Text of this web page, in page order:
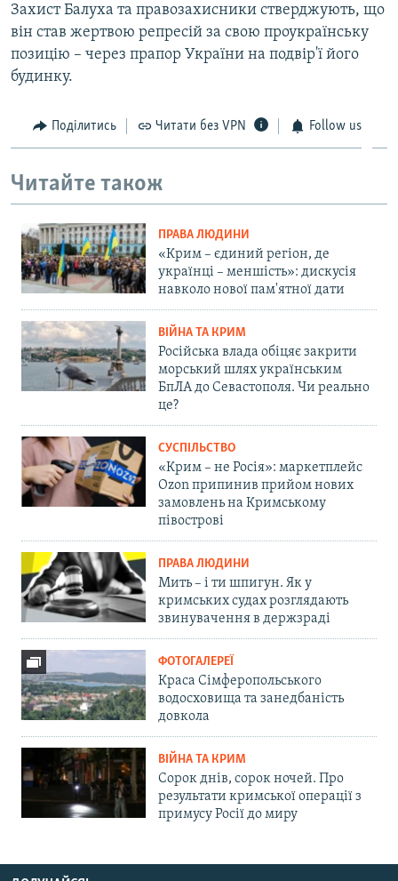
Захист Балуха та правозахисники стверджують, що
він став жертвою репресій за свою проукраїнську
позицію – через прапор України на подвір'ї його
будинку.
Поділитись Читати без VPN Follow us
Читайте також
ПРАВА ЛЮДИНИ
«Крим – єдиний регіон, де
українці – меншість»: дискусія
навколо нової пам'ятної дати
ВІЙНА ТА КРИМ
Російська влада обіцяє закрити
морський шлях українським
БпЛА до Севастополя. Чи реально
це?
СУСПІЛЬСТВО
«Крим – не Росія»: маркетплейс
Ozon припинив прийом нових
замовлень на Кримському
півострові
ПРАВА ЛЮДИНИ
Мить – і ти шпигун. Як у
кримських судах розглядають
звинувачення в держзраді
ФОТОГАЛЕРЕЇ
Краса Сімферопольського
водосховища та занедбаність
довкола
ВІЙНА ТА КРИМ
Сорок днів, сорок ночей. Про
результати кримської операції з
примусу Росії до миру